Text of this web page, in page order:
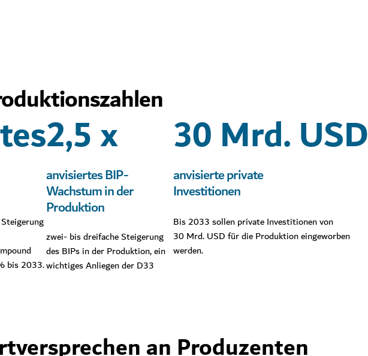
bis 2033.
2,5 x
anvisiertes BIP-
Wachstum in der
Produktion
zwei- bis dreifache Steigerung
des BIPs in der Produktion, ein
wichtiges Anliegen der D33
30 Mrd. USD
anvisierte private
Investitionen
Bis 2033 sollen private Investitionen von
30 Mrd. USD für die Produktion eingeworben
werden.
an Produzenten